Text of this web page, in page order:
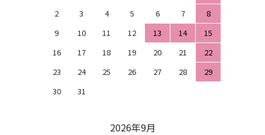
2
3 4 5 6 7
8
9
10 11 12 13 14
15
16
17 18 19 20 21
22
23
24 25 26 27 28
29
30
31
2026年9月